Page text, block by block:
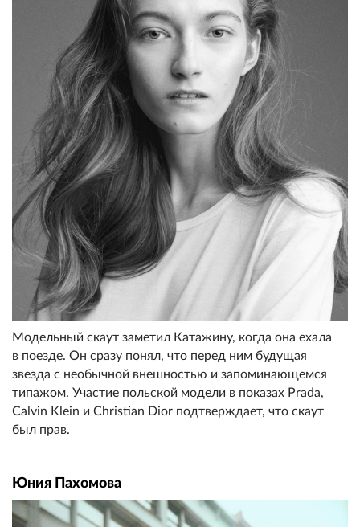
Модельный скаут заметил Катажину, когда она ехала
в поезде. Он сразу понял, что перед ним будущая
звезда с необычной внешностью и запоминающемся
типажом. Участие польской модели в показах Prada,
Calvin Klein и Christian Dior подтверждает, что скаут
был прав.
Юния Пахомова